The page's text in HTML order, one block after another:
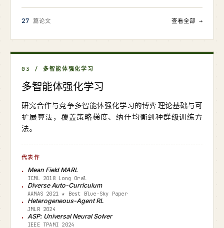
27 篇论文 查看全部 →
03 / 多智能体强化学习
多智能体强化学习
研究合作与竞争多智能体强化学习的博弈理论基础与可
扩展算法，覆盖策略梯度、纳什均衡到种群级训练方
法。
代表作
Mean Field MARL
ICML 2018 Long Oral
Diverse Auto-Curriculum
AAMAS 2021 ★ Best Blue-Sky Paper
Heterogeneous-Agent RL
JMLR 2024
ASP: Universal Neural Solver
IEEE TPAMI 2024